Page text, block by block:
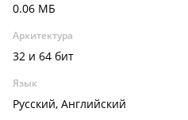
0.06 МБ
Архитектура
32 и 64 бит
Язык
Русский, Английский